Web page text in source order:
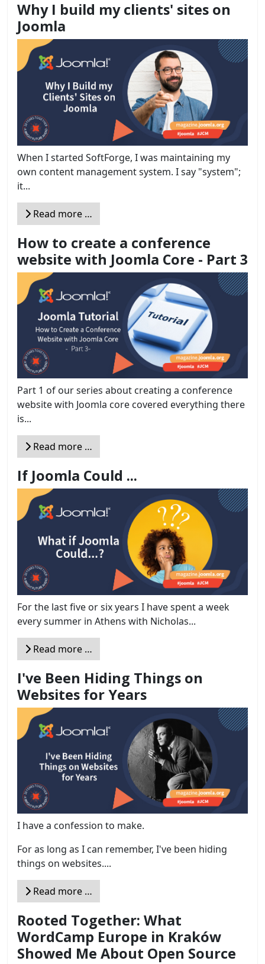
Why I build my clients' sites on
Joomla
When I started SoftForge, I was maintaining my
own content management system. I say "system";
it...
Read more …
How to create a conference
website with Joomla Core - Part 3
Part 1 of our series about creating a conference
website with Joomla core covered everything there
is...
Read more …
If Joomla Could ...
For the last five or six years I have spent a week
every summer in Athens with Nicholas...
Read more …
I've Been Hiding Things on
Websites for Years
I have a confession to make.
For as long as I can remember, I've been hiding
things on websites....
Read more …
Rooted Together: What
WordCamp Europe in Kraków
Showed Me About Open Source